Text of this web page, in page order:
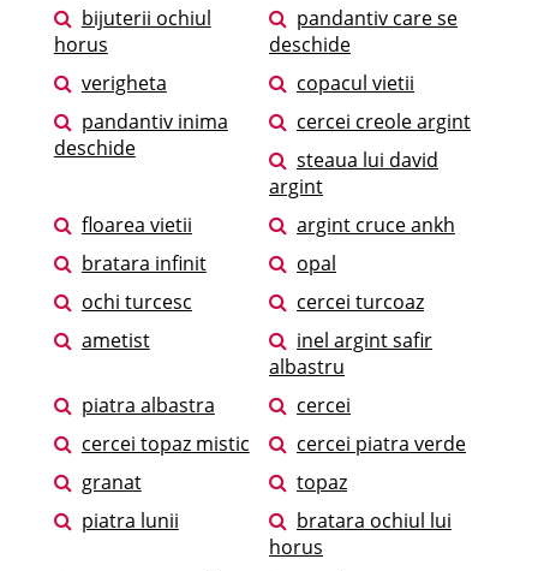
bijuterii ochiul
horus
pandantiv care se
deschide
verigheta
copacul vietii
pandantiv inima
deschide
cercei creole argint
steaua lui david
argint
floarea vietii
argint cruce ankh
bratara infinit
opal
ochi turcesc
cercei turcoaz
ametist
inel argint safir
albastru
piatra albastra
cercei
cercei topaz mistic
cercei piatra verde
granat
topaz
piatra lunii
bratara ochiul lui
horus